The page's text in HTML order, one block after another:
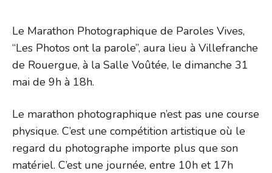
Le Marathon Photographique de Paroles Vives,
“Les Photos ont la parole”, aura lieu à Villefranche
de Rouergue, à la Salle Voûtée, le dimanche 31
mai de 9h à 18h.
Le marathon photographique n’est pas une course
physique. C’est une compétition artistique où le
regard du photographe importe plus que son
matériel. C’est une journée, entre 10h et 17h